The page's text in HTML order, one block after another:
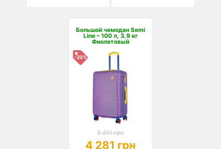
Большой чемодан Semi
Line – 100 л, 3,9 кг
Фиолетовый
-20%
5 351 грн
4 281 грн